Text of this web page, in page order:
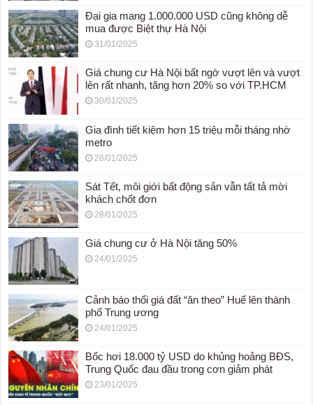
Đại gia mang 1.000.000 USD cũng không dễ
mua được Biệt thự Hà Nội
31/01/2025
Giá chung cư Hà Nội bất ngờ vượt lên và vượt
lên rất nhanh, tăng hơn 20% so với TP.HCM
30/01/2025
Gia đình tiết kiệm hơn 15 triệu mỗi tháng nhờ
metro
28/01/2025
Sát Tết, môi giới bất động sản vẫn tất tả mời
khách chốt đơn
28/01/2025
Giá chung cư ở Hà Nội tăng 50%
24/01/2025
Cảnh báo thổi giá đất “ăn theo” Huế lên thành
phố Trung ương
24/01/2025
Bốc hơi 18.000 tỷ USD do khủng hoảng BĐS,
Trung Quốc đau đầu trong cơn giảm phát
23/01/2025